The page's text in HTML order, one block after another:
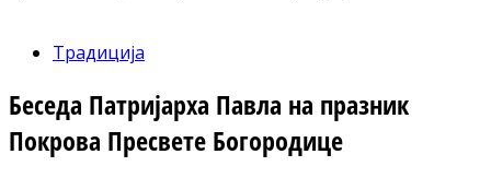
Традиција
Беседа Патријарха Павла на празник
Покрова Пресвете Богородице